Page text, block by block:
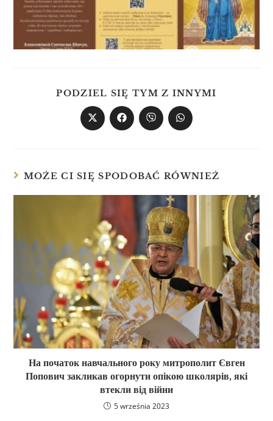
PODZIEL SIĘ TYM Z INNYMI
MOŻE CI SIĘ SPODOBAĆ RÓWNIEŻ
На початок навчального року митрополит Євген
Попович закликав огорнути опікою школярів, які
втекли від війни
5 września 2023